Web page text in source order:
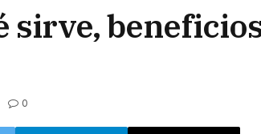
sirve,
0